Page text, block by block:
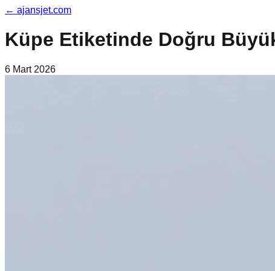
← ajansjet.com
Küpe Etiketinde Doğru
6 Mart 2026